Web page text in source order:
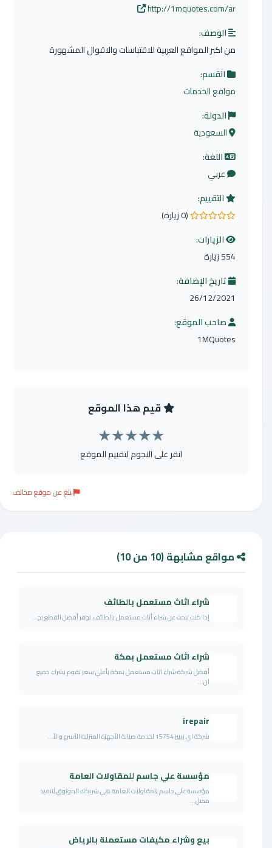
http://1mquotes.com/ar
الوصف:
من اكبر المواقع العربية للاقتباسات والاقوال المشهورة
القسم:
مواقع الخدمات
الدولة:
السعودية
اللغة:
عربي
التقييم:
0.0 من 5 نجوم
(0 زيارة)
الزيارات:
554 زيارة
تاريخ الإضافة:
26/12/2021
صاحب الموقع:
1MQuotes
قيم هذا الموقع
★
★
★
★
★
انقر على النجوم لتقييم الموقع
بلغ عن موقع مخالف
مواقع مشابهة (10 من 10)
شراء اثاث مستعمل بالطائف
إذا كنت تبحث عن شراء أثاث مستعمل بالطائف، نوفر أفضل القطع بح...
شراء اثاث مستعمل بمكة
أفضل شركة شراء اثاث مستعمل بمكة بأعلي سعر نقوم بشراء جميع
ان...
irepair
شركة اي ريبير 15754 لخدمة صيانة الأجهزة المنزلية الأسرع والأ...
مؤسسة علي جاسم للمقاولات العامة
مؤسسة علي جاسم للمقاولات العامة هي شريكك الموثوق لتنفيذ
مختل...
بيع وشراء مكيفات مستعملة بالرياض